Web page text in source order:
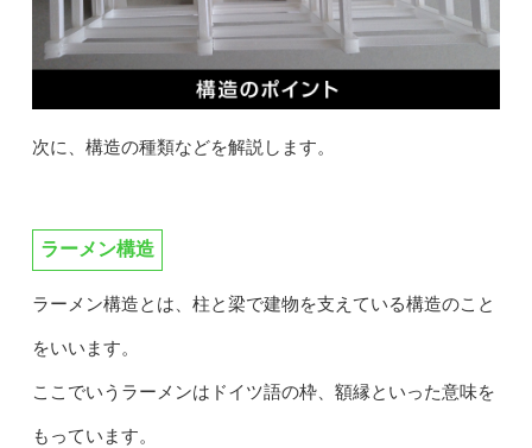
次に、構造の種類などを解説します。
ラーメン構造
ラーメン構造とは、柱と梁で建物を支えている構造のこと
をいいます。
ここでいうラーメンはドイツ語の枠、額縁といった意味を
もっています。